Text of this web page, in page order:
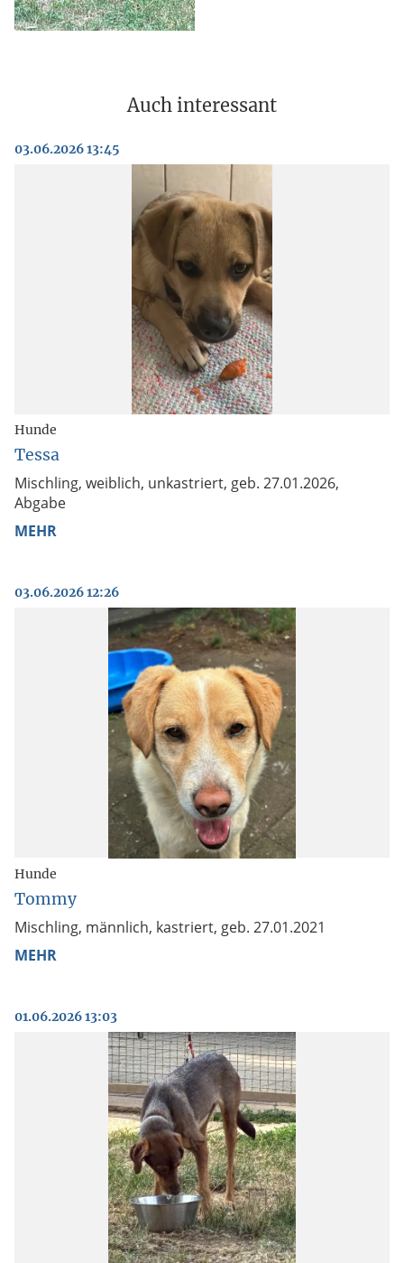
Auch interessant
03.06.2026 13:45
Hunde
Tessa
Mischling, weiblich, unkastriert, geb. 27.01.2026,
Abgabe
MEHR
03.06.2026 12:26
Hunde
Tommy
Mischling, männlich, kastriert, geb. 27.01.2021
MEHR
01.06.2026 13:03